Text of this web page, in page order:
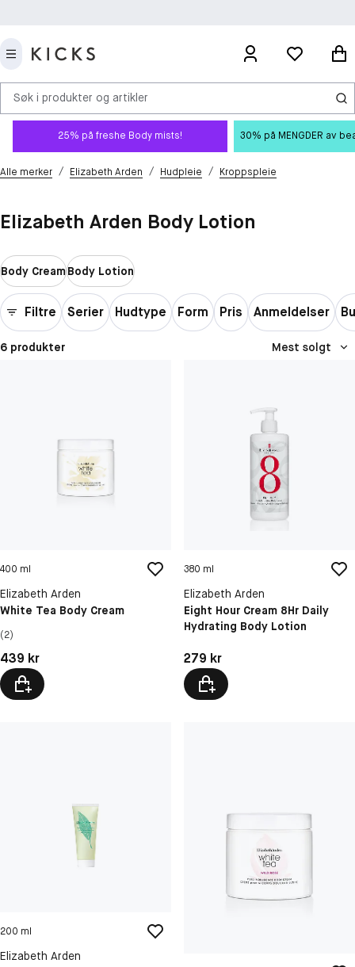
Søk i produkter og artikler
25% på freshe Body mists! 30% på MENGDER av
Alle merker / Elizabeth Arden / Hudpleie / Kroppspleie
Elizabeth Arden Body Lotion
Body CreamBody Lotion
Filtre Serier Hudtype Form Pris Anmeldelser
6 produkter Mest solgt
400 ml
Elizabeth Arden
White Tea Body Cream
(2)
Pris: 439 kr
439 kr
380 ml
Elizabeth Arden
Eight Hour Cream 8Hr Daily
Hydrating Body Lotion
Pris: 279 kr
279 kr
200 ml
Elizabeth Arden